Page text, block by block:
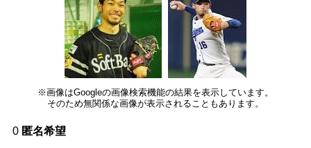
※画像はGoogleの画像検索機能の結果を表示しています。
そのため無関係な画像が表示されることもあります。
0 匿名希望